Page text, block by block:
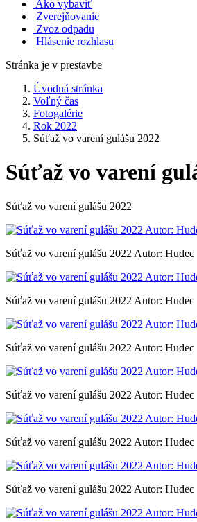
Ako vybaviť
Zverejňovanie
Zvoz odpadu
Hlásenie rozhlasu
Stránka je v prestavbe
Úvodná stránka
Voľný čas
Fotogalérie
Rok 2022
Súťaž vo varení gulášu 2022
Súťaž vo varení
Súťaž vo varení gulášu 2022
Súťaž vo varení gulášu 2022 Autor: Hudec
Súťaž vo varení gulášu 2022 Autor: Hudec
Súťaž vo varení gulášu 2022 Autor: Hudec
Súťaž vo varení gulášu 2022 Autor: Hudec
Súťaž vo varení gulášu 2022 Autor: Hudec
Súťaž vo varení gulášu 2022 Autor: Hudec